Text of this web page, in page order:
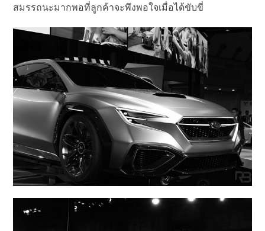
สมรรถนะมากพอที่ลูกค้าจะพึงพอใจเมื่อได้ขับขี่